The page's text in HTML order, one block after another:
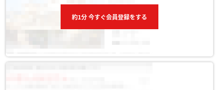
約1分 今すぐ会員登録をする